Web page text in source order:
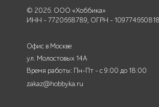
© 2026. ООО «Хоббика»
ИНН - 7720668789, ОГРН -
Офис в Москве
ул. Молостовых 14А
Время работы: Пн-Пт - с 9:00 до 18:00
zakaz@hobbyka.ru